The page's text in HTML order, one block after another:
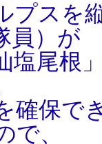
プスを
員）が
塩尾根
確保で
で、